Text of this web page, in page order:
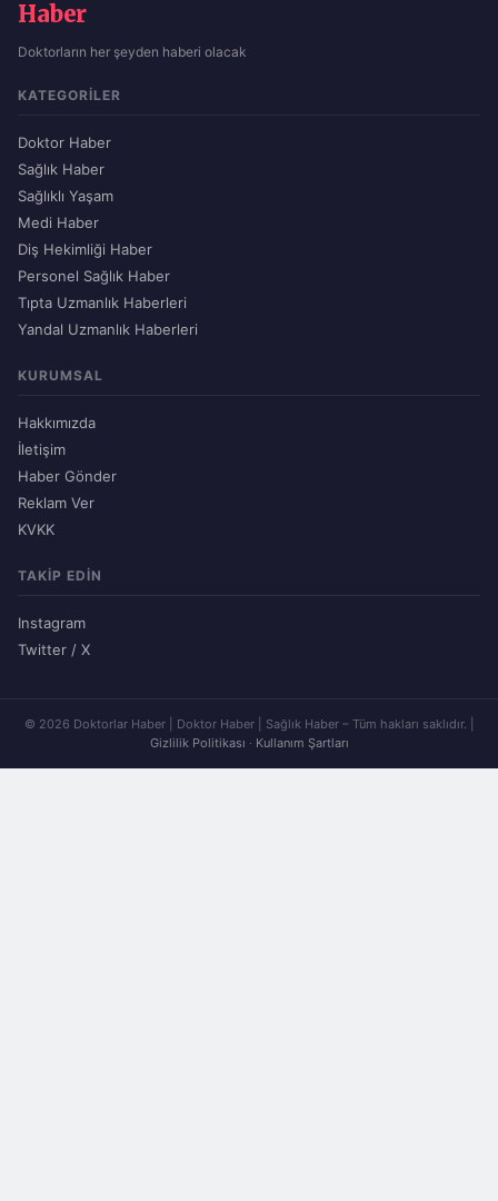
Haber
Doktorların her şeyden haberi olacak
KATEGORILER
Doktor Haber
Sağlık Haber
Sağlıklı Yaşam
Medi Haber
Diş Hekimliği Haber
Personel Sağlık Haber
Tıpta Uzmanlık Haberleri
Yandal Uzmanlık Haberleri
KURUMSAL
Hakkımızda
İletişim
Haber Gönder
Reklam Ver
KVKK
TAKIP EDIN
Instagram
Twitter / X
© 2026 Doktorlar Haber | Doktor Haber | Sağlık Haber – Tüm hakları saklıdır. |
Gizlilik Politikası · Kullanım Şartları